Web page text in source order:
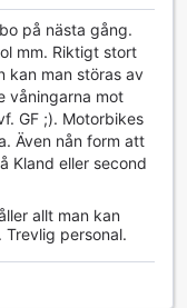
& Residence
erbjuder ett
för att göra din
möjligt. Hotellet
gör det enkelt för
Oavsett om
morgonen, kan
står redo för att
ditt boende i
KTK Pattaya
på nästa gång.
mm. Riktigt stort
kan man störas av
våningarna mot
GF ;). Motorbikes
Även nån form att
Kland eller second
allt man kan
personal.